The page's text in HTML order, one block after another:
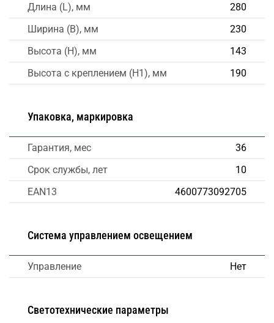
Длина (L), мм
280
Ширина (B), мм
230
Высота (H), мм
143
Высота с креплением (H1), мм
190
Упаковка, маркировка
Гарантия, мес
36
Срок службы, лет
10
EAN13
4600773092705
Система управлением освещением
Управление Нет
Светотехнические параметры